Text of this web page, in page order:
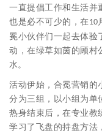
一直提倡工作和生活并
也是必不可少的，在10
冕小伙伴们一起去体验
动，在绿草如茵的顾村
水。
活动伊始，合冕营销的
分为三组，以小组为单
热身结束后，在专业教
学习了飞盘的持盘方法